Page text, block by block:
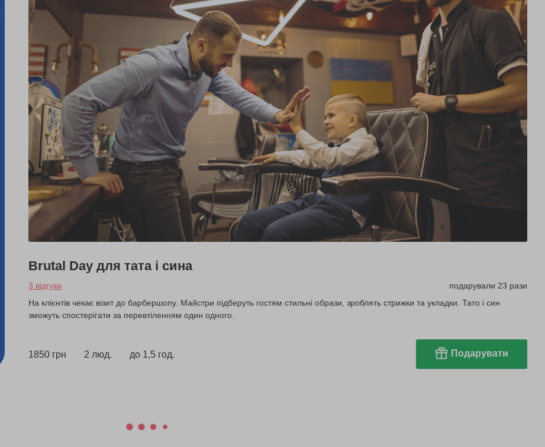
Brutal Day для тата і сина
3 відгуки
подарували 23 рази
На клієнтів чекає візит до барбершопу. Майстри підберуть гостям стильні образи, зроблять стрижки та укладки. Тато і син
зможуть спостерігати за перевтіленням один одного.
1850 грн 2 люд. до 1,5 год. Подарувати